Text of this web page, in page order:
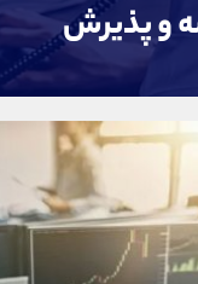
و پذیرش